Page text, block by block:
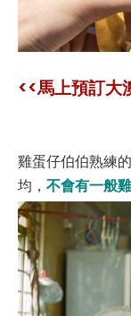
<<馬上預訂大
雞蛋仔伯伯熟練
均， 不會有一般